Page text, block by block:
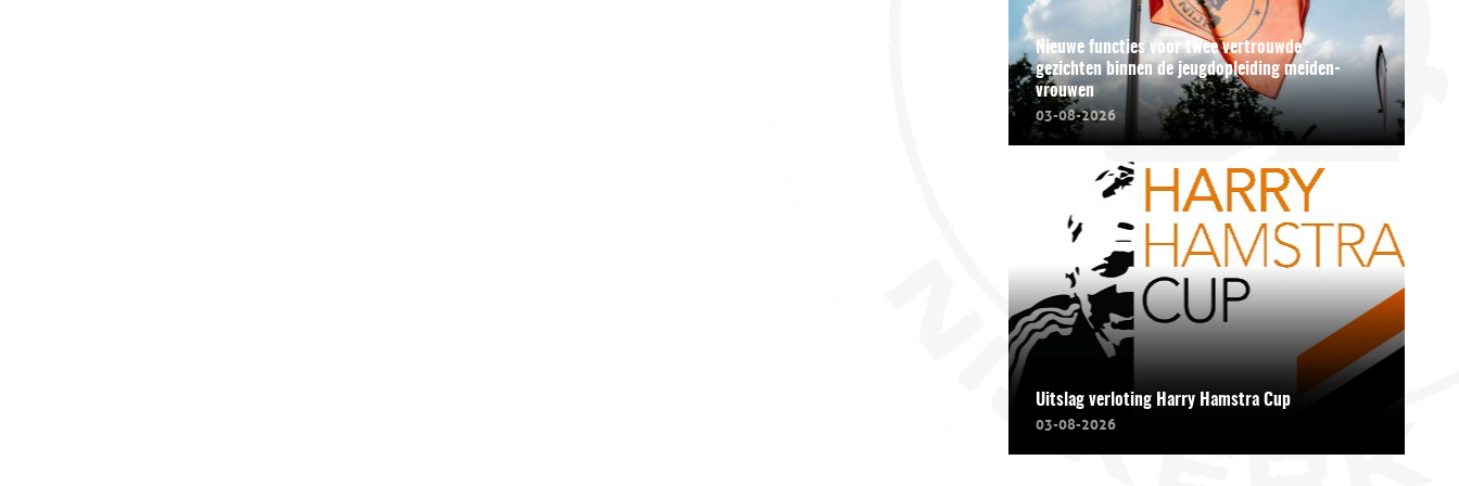
Nieuwe functies voor twee vertrouwde
gezichten binnen de jeugdopleiding meiden-
vrouwen
03-08-2026
Uitslag verloting Harry Hamstra Cup
03-08-2026